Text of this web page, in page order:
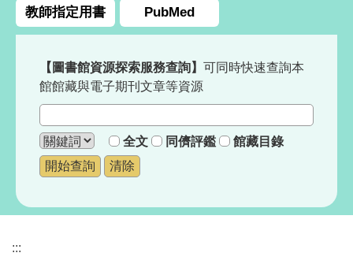
教師指定用書 PubMed
【圖書館資源探索服務查詢】 可同時快速查詢本
館館藏與電子期刊文章等資源
全文 同儕評鑑 館藏目錄
:::